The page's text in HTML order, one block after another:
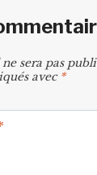
sera pas
avec *